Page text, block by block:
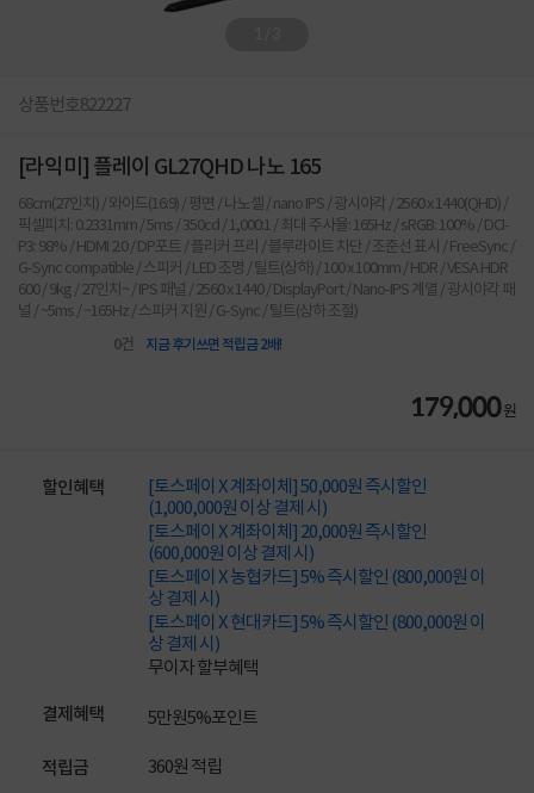
상품번호822227
[라익미] 플레이 GL27QHD 나노 165
68cm(27인치) / 와이드(16:9) / 평면 / 나노셀 / nano IPS / 광시야각 / 2560 x 1440(QHD) /
픽셀피치: 0.2331mm / 5ms / 350cd / 1,000:1 / 최대 주사율: 165Hz / sRGB: 100% / DCI-
P3: 98% / HDMI 2.0 / DP포트 / 플리커 프리 / 블루라이트 차단 / 조준선 표시 / FreeSync /
G-Sync compatible / 스피커 / LED 조명 / 틸트(상하) / 100 x 100mm / HDR / VESA HDR
600 / 9kg / 27인치~ / IPS 패널 / 2560 x 1440 / DisplayPort / Nano-IPS 계열 / 광시야각 패
널 / ~5ms / ~165Hz / 스피커 지원 / G-Sync / 틸트(상하 조절)
0건 지금 후기쓰면 적립금 2배!
179,000원
할인혜택
[토스페이 X 계좌이체] 50,000원 즉시할인
(1,000,000원 이상 결제 시)
[토스페이 X 계좌이체] 20,000원 즉시할인
(600,000원 이상 결제 시)
[토스페이 X 농협카드] 5% 즉시할인 (800,000원 이
상 결제 시)
[토스페이 X 현대카드] 5% 즉시할인 (800,000원 이
상 결제 시)
무이자 할부혜택
결제혜택 5만원5%포인트
적립금 360원 적립